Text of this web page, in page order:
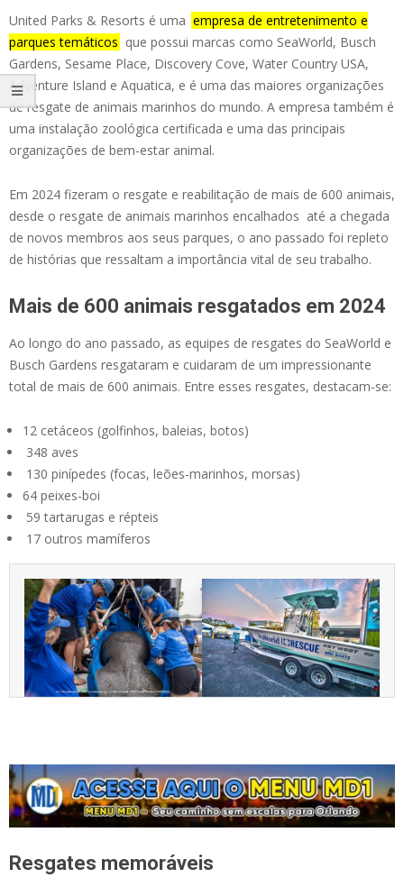
United Parks & Resorts é uma empresa de entretenimento e
parques temáticos que possui marcas como SeaWorld, Busch
Gardens, Sesame Place, Discovery Cove, Water Country USA,
Adventure Island e Aquatica, e é uma das maiores organizações
de resgate de animais marinhos do mundo. A empresa também é
uma instalação zoológica certificada e uma das principais
organizações de bem-estar animal.
Em 2024 fizeram o resgate e reabilitação de mais de 600 animais,
desde o resgate de animais marinhos encalhados até a chegada
de novos membros aos seus parques, o ano passado foi repleto
de histórias que ressaltam a importância vital de seu trabalho.
Mais de 600 animais resgatados em 2024
Ao longo do ano passado, as equipes de resgates do SeaWorld e
Busch Gardens resgataram e cuidaram de um impressionante
total de mais de 600 animais. Entre esses resgates, destacam-se:
12 cetáceos (golfinhos, baleias, botos)
348 aves
130 pinípedes (focas, leões-marinhos, morsas)
64 peixes-boi
59 tartarugas e répteis
17 outros mamíferos
Resgates memoráveis